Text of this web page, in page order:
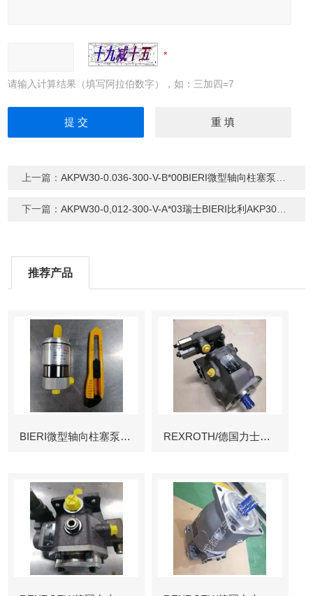
请输入计算结果（填写阿拉伯数字），如：三加四=7
上一篇：AKPW30-0.036-300-V-B*00BIERI微型轴向柱塞泵AKP
下一篇：AKPW30-0,012-300-V-A*03瑞士BIERI比利AKP30系列高压小流量微型泵
推荐产品
BIERI微型轴向柱塞泵AKP REXROTH/德国力士乐叶片泵